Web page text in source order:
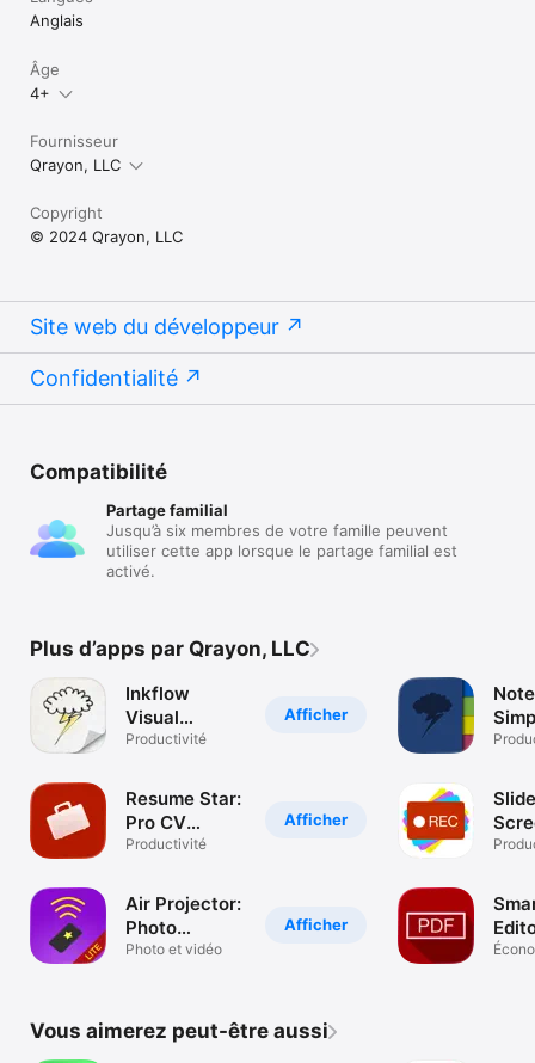
Anglais
Âge
4+
Fournisseur
Qrayon, LLC
Copyright
© 2024 Qrayon, LLC
Site web du développeur
Confidentialité
Compatibilité
Partage familial
Jusqu’à six membres de votre famille peuvent
utiliser cette app lorsque le partage familial est
activé.
Plus d’apps par Qrayon, LLC
Afficher
Inkflow
Visual
Notebook
Productivité
Afficher
Resume Star:
Pro CV
Maker
Productivité
Afficher
Air Projector:
Photo
Slideshow
Photo et vidéo
Vous aimerez peut-être aussi